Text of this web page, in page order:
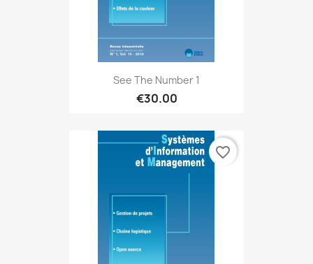
See The Number 1
€30.00
favorite_border